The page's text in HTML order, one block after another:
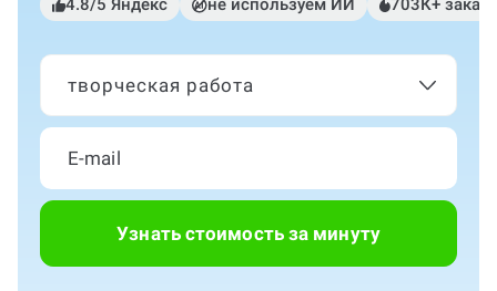
4.8/5 Яндекс не используем ИИ 703К+
творческая работа
Узнать стоимость за минуту